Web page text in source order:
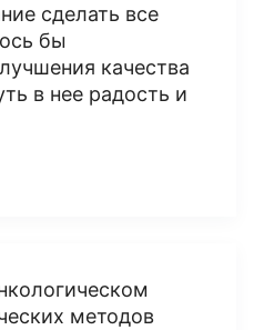
сделать все
бы
качества
в нее радость и
методов